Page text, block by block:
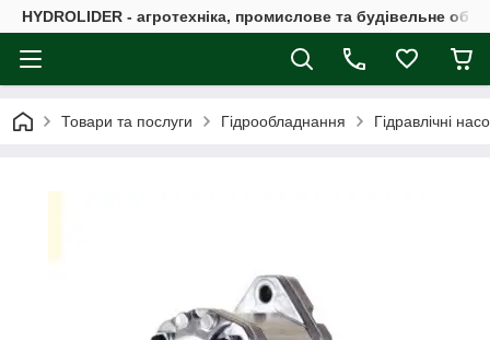
HYDROLIDER - агротехніка, промислове та будівельне
Товари та послуги Гідрообладнання Гідравлічні